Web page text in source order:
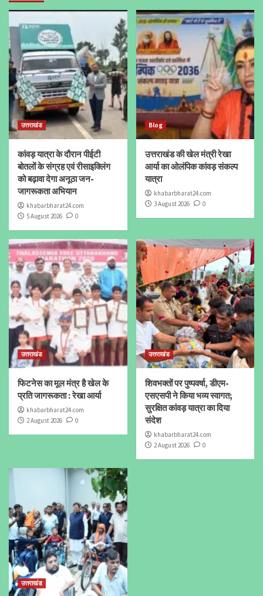
उत्तराखंड
कांवड़ यात्रा के दौरान पीईटी
बोतलों के संग्रह एवं रीसाइक्लिंग
को बढ़ावा देगा अनूठा जन-
जागरूकता अभियान
khabarbharat24.com
5 August 2026
0
Blog
उत्तराखंड की खेल मंत्री रेखा
आर्या का ओलंपिक कांवड़ संकल्प
यात्रा
khabarbharat24.com
3 August 2026
0
उत्तराखंड
फिटनेस का मूल मंत्र है खेल के
प्रति जागरूकता : रेखा आर्या
khabarbharat24.com
2 August 2026
0
उत्तराखंड
शिवभक्तों पर पुष्पवर्षा, डीएम-
एसएसपी ने किया भव्य स्वागत;
सुरक्षित कांवड़ यात्रा का दिया
संदेश
khabarbharat24.com
2 August 2026
0
उत्तराखंड